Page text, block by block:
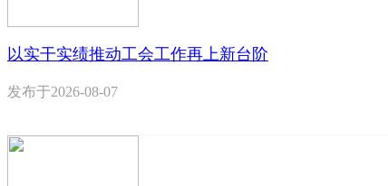
以实干实绩推动工会工作再上新台阶
发布于2026-08-07